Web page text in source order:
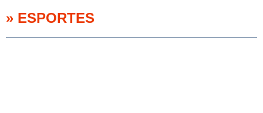
» ESPORTES